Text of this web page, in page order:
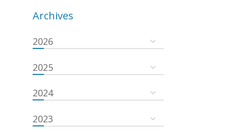
Archives
2026
2025
2024
2023